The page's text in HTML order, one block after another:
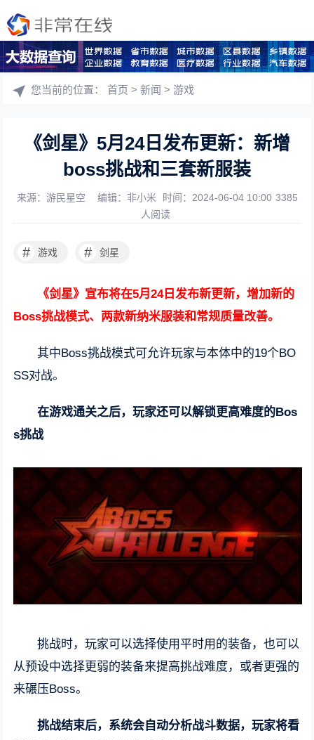
您当前的位置：首页 >新闻 > 游戏
《剑星》5月24日发布更新：新增
boss挑战和三套新服装
来源：游民星空 编辑：非小米 时间：2024-06-04 10:00 3385
人阅读
# 游戏 # 剑星
《剑星》宣布将在5月24日发布新更新，增加新的
Boss挑战模式、两款新纳米服装和常规质量改善。
其中Boss挑战模式可允许玩家与本体中的19个BO
SS对战。
在游戏通关之后，玩家还可以解锁更高难度的Bos
s挑战
挑战时，玩家可以选择使用平时用的装备，也可以
从预设中选择更弱的装备来提高挑战难度，或者更强的
来碾压Boss。
挑战结束后，系统会自动分析战斗数据，玩家将看